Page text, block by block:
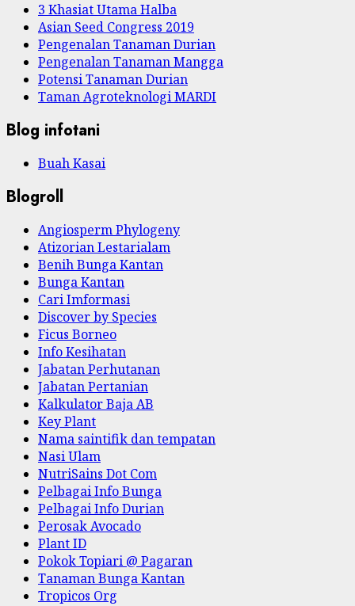
3 Khasiat Utama Halba
Asian Seed Congress 2019
Pengenalan Tanaman Durian
Pengenalan Tanaman Mangga
Potensi Tanaman Durian
Taman Agroteknologi MARDI
Blog infotani
Buah Kasai
Blogroll
Angiosperm Phylogeny
Atizorian Lestarialam
Benih Bunga Kantan
Bunga Kantan
Cari Imformasi
Discover by Species
Ficus Borneo
Info Kesihatan
Jabatan Perhutanan
Jabatan Pertanian
Kalkulator Baja AB
Key Plant
Nama saintifik dan tempatan
Nasi Ulam
NutriSains Dot Com
Pelbagai Info Bunga
Pelbagai Info Durian
Perosak Avocado
Plant ID
Pokok Topiari @ Pagaran
Tanaman Bunga Kantan
Tropicos Org